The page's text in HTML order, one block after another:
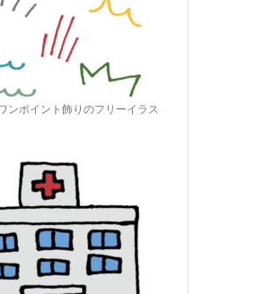
ンポイント飾りのフリーイラス